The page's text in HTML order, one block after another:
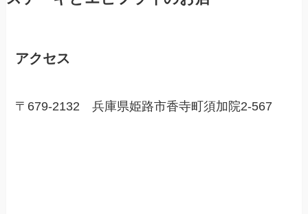
アクセス
〒679-2132 兵庫県姫路市香寺町須加院2-567